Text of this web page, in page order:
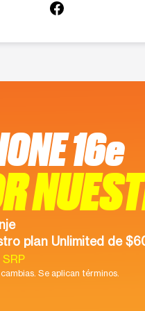
16e
plan Unlimited de
Se aplican términos.